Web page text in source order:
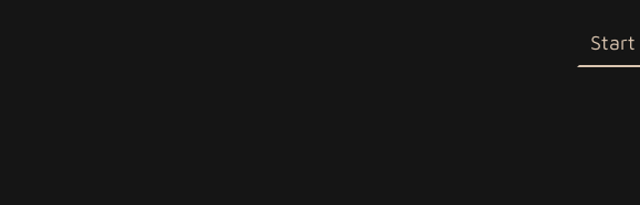
Start